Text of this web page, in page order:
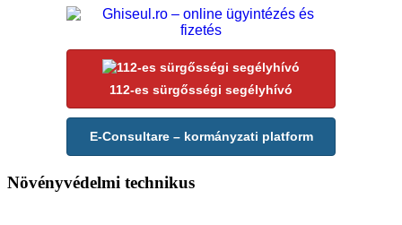
112-es sürgősségi segélyhívó
E-Consultare – kormányzati platform
Növényvédelmi technikus